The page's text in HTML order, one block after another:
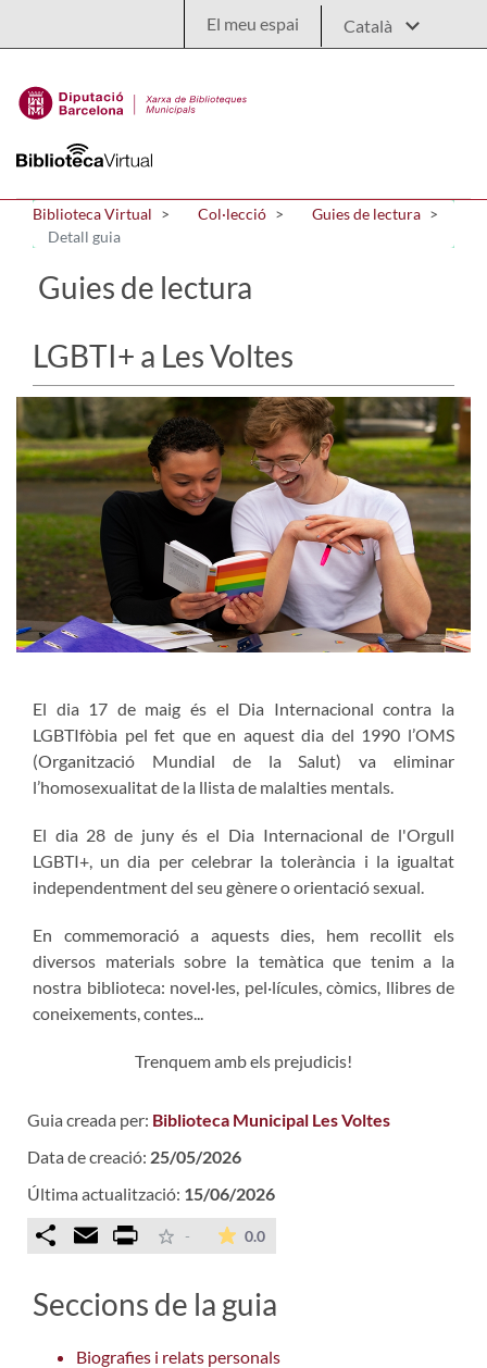
El meu espai
Biblioteca Virtual Col·lecció
Guies de lectura
Detall guia
Guies de lectura
LGBTI+ a Les Voltes
El dia 17 de maig és el Dia Internacional contra la
LGBTIfòbia pel fet que en aquest dia del 1990 l’OMS
(Organització Mundial de la Salut) va eliminar
l’homosexualitat de la llista de malalties mentals.
El dia 28 de juny és el Dia Internacional de l'Orgull
LGBTI+, un dia per celebrar la tolerància i la igualtat
independentment del seu gènere o orientació sexual.
En commemoració a aquests dies, hem recollit els
diversos materials sobre la temàtica que tenim a la
nostra biblioteca: novel·les, pel·lícules, còmics, llibres de
coneixements, contes...
Trenquem amb els prejudicis!
Guia creada per: Biblioteca Municipal Les Voltes
Data de creació: 25/05/2026
Última actualització: 15/06/2026
Comparteix
Email Print - 0.0La mitjana de les valoracions
Seccions de la guia
Biografies i relats personals